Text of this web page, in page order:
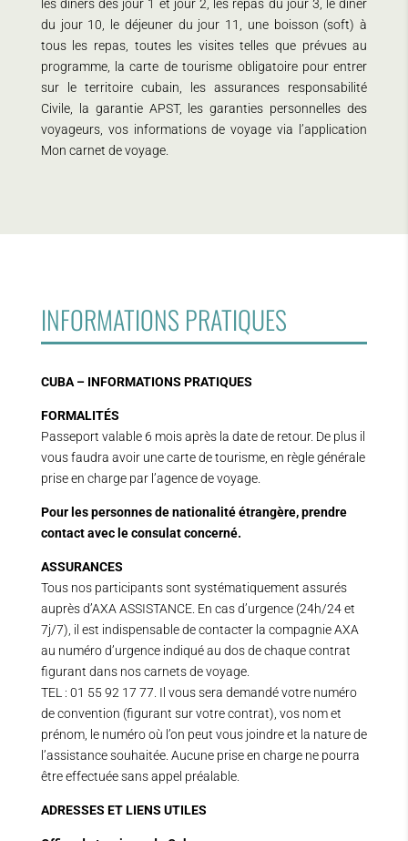
les diners des jour 1 et jour 2, les repas du jour 3, le diner
du jour 10, le déjeuner du jour 11, une boisson (soft) à
tous les repas, toutes les visites telles que prévues au
programme, la carte de tourisme obligatoire pour entrer
sur le territoire cubain, les assurances responsabilité
Civile, la garantie APST, les garanties personnelles des
voyageurs, vos informations de voyage via l’application
Mon carnet de voyage.
INFORMATIONS PRATIQUES
CUBA – INFORMATIONS PRATIQUES
FORMALITÉS
Passeport valable 6 mois après la date de retour. De plus il
vous faudra avoir une carte de tourisme, en règle générale
prise en charge par l’agence de voyage.
Pour les personnes de nationalité étrangère, prendre
contact avec le consulat concerné.
ASSURANCES
Tous nos participants sont systématiquement assurés
auprès d’AXA ASSISTANCE. En cas d’urgence (24h/24 et
7j/7), il est indispensable de contacter la compagnie AXA
au numéro d’urgence indiqué au dos de chaque contrat
figurant dans nos carnets de voyage.
TEL : 01 55 92 17 77. Il vous sera demandé votre numéro
de convention (figurant sur votre contrat), vos nom et
prénom, le numéro où l’on peut vous joindre et la nature de
l’assistance souhaitée. Aucune prise en charge ne pourra
être effectuée sans appel préalable.
ADRESSES ET LIENS UTILES